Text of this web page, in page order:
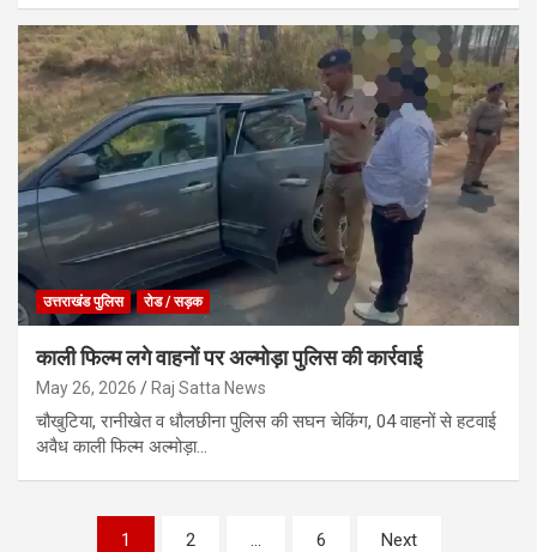
उत्तराखंड पुलिस रोड / सड़क
काली फिल्म लगे वाहनों पर अल्मोड़ा पुलिस की कार्रवाई
May 26, 2026 Raj Satta News
चौखुटिया, रानीखेत व धौलछीना पुलिस की सघन चेकिंग, 04 वाहनों से हटवाई
अवैध काली फिल्म अल्मोड़ा…
1 2 … 6 Next